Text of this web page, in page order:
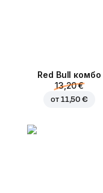
Red Bull комбо
13,20 €
от 11,50 €